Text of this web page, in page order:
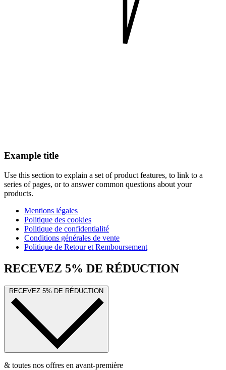
Example title
Use this section to explain a set of product features, to link to a
series of pages, or to answer common questions about your
products.
Mentions légales
Politique des cookies
Politique de confidentialité
Conditions générales de vente
Politique de Retour et Remboursement
RECEVEZ 5% DE RÉDUCTION
RECEVEZ 5% DE RÉDUCTION
& toutes nos offres en avant-première